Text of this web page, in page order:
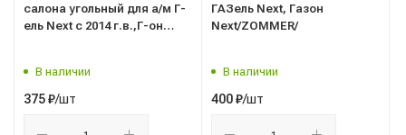
салона угольный для а/м Г-
ель Next с 2014 г.в.,Г-он
В наличии
375₽/шт
ГАЗель Next, Газон
Next/ZOMMER/
В наличии
400₽/шт